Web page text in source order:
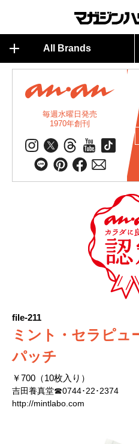
All Brands
毎週水曜日発売
1970年創刊
file-211
ミント・セラピュ
パッチ
￥700（10枚入り）
吉田養真堂☎0744･22･2374
http://mintlabo.com